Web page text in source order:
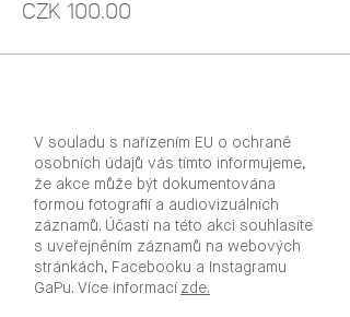
CZK 100.00
V souladu s nařízením EU o ochraně
osobních údajů vás tímto informujeme,
že akce může být dokumentována
formou fotografií a audiovizuálních
záznamů. Účastí na této akci souhlasíte
s uveřejněním záznamů na webových
stránkách, Facebooku a Instagramu
GaPu. Více informací zde.